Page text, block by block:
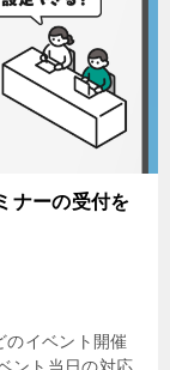
ナーの受付を
のイベント開催
ント当日の対応